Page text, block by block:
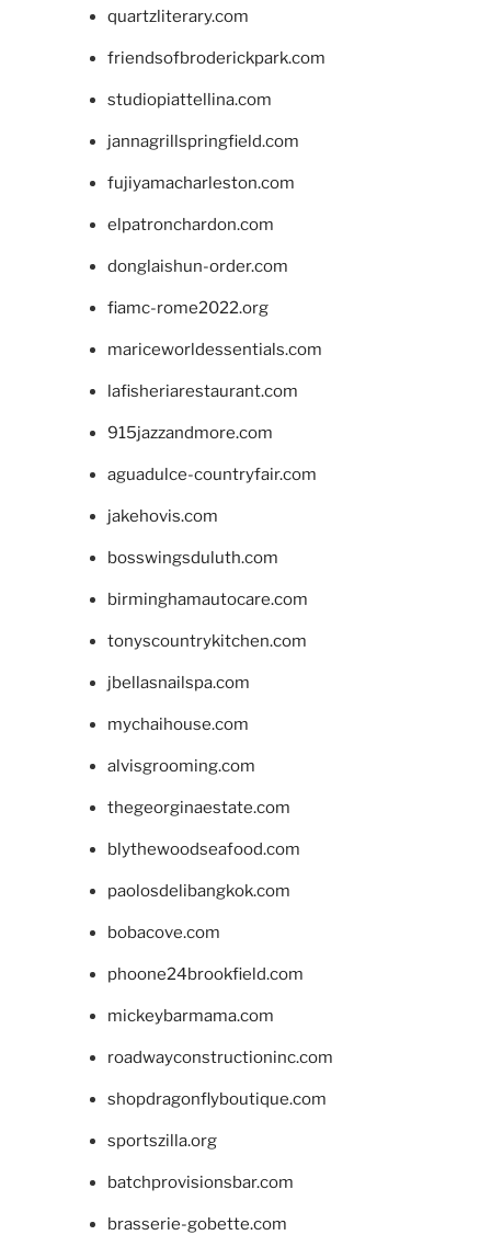
quartzliterary.com
friendsofbroderickpark.com
studiopiattellina.com
jannagrillspringfield.com
fujiyamacharleston.com
elpatronchardon.com
donglaishun-order.com
fiamc-rome2022.org
mariceworldessentials.com
lafisheriarestaurant.com
915jazzandmore.com
aguadulce-countryfair.com
jakehovis.com
bosswingsduluth.com
birminghamautocare.com
tonyscountrykitchen.com
jbellasnailspa.com
mychaihouse.com
alvisgrooming.com
thegeorginaestate.com
blythewoodseafood.com
paolosdelibangkok.com
bobacove.com
phoone24brookfield.com
mickeybarmama.com
roadwayconstructioninc.com
shopdragonflyboutique.com
sportszilla.org
batchprovisionsbar.com
brasserie-gobette.com